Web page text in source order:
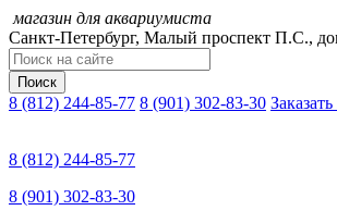
магазин для аквариумиста
Санкт-Петербург, Малый проспект П.C.,
Поиск
8 (812) 244-85-77 8 (901) 302-83-30
8 (812) 244-85-77
8 (901) 302-83-30